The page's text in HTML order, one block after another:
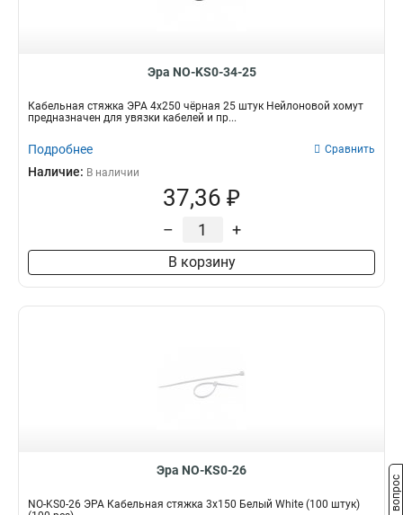
Эра NO-KS0-34-25
Кабельная стяжка ЭРА 4x250 чёрная 25 штук Нейлоновой хомут
предназначен для увязки кабелей и пр...
Подробнее Сравнить
Наличие: В наличии
37,36 ₽
– +
В корзину
Эра NO-KS0-26
NO-KS0-26 ЭРА Кабельная стяжка 3х150 Белый White (100 штук)